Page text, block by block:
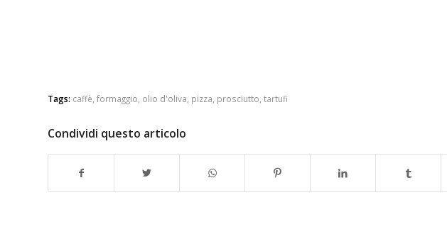
Tags: caffè formaggio olio d'oliva pizza prosciutto tartufi
Condividi questo articolo